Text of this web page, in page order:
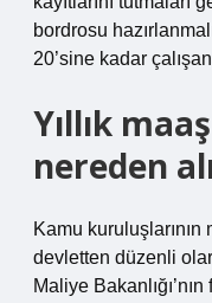
bordrosu
20’sine kadar
Yıllık
nereden
Kamu kuruluşlarının
devletten düzenli
Maliye